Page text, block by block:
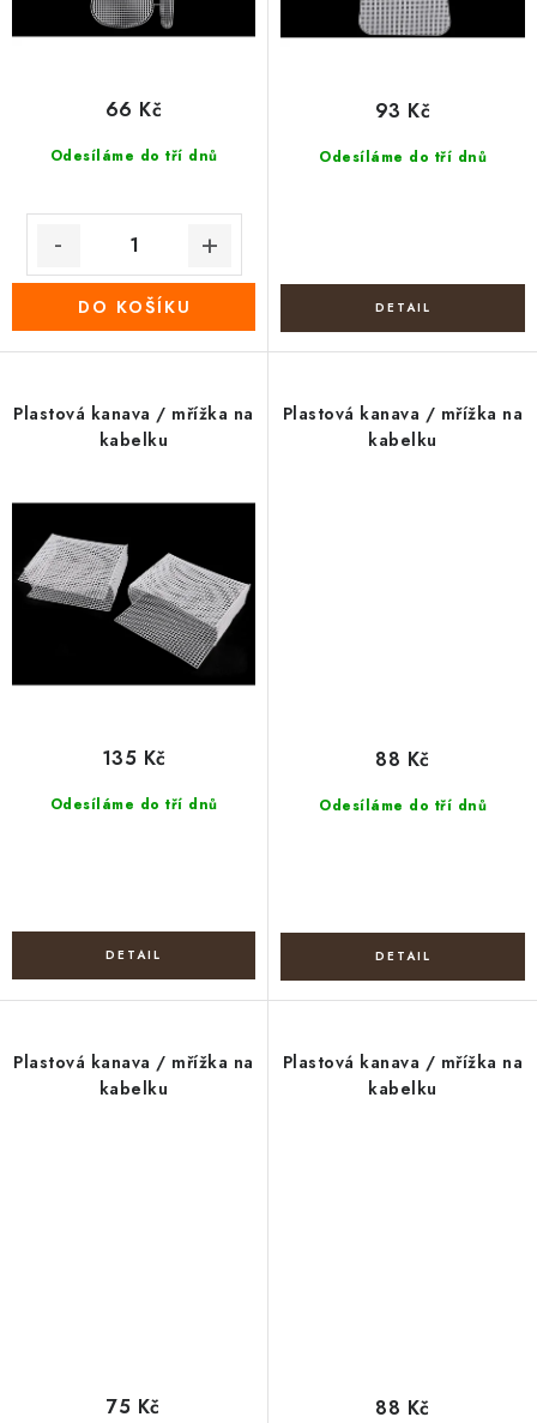
Odesíláme do tří dnů
66 Kč
DO KOŠÍKU
Odesíláme do tří dnů
93 Kč
Plastová kanava / mřížka na
kabelku
Odesíláme do tří dnů
135 Kč
Plastová kanava / mřížka na
kabelku
Odesíláme do tří dnů
88 Kč
Plastová kanava / mřížka na
kabelku
75 Kč
Plastová kanava / mřížka na
kabelku
88 Kč